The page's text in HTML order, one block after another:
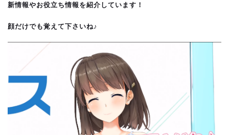
新情報やお役立ち情報を紹介しています！
顔だけでも覚えて下さいね♪